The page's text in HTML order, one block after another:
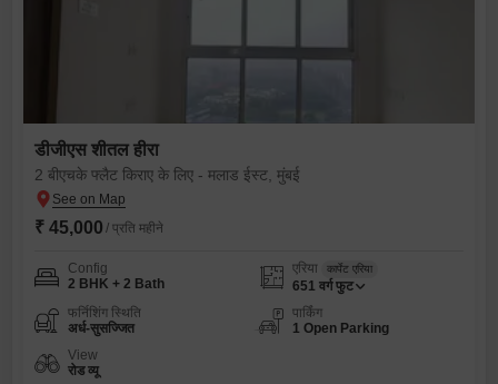
डीजीएस शीतल हीरा
2 बीएचके फ्लैट किराए के लिए - मलाड ईस्ट, मुंबई
₹ 45,000 / प्रति महीने
Config
2 BHK + 2 Bath
एरिया कार्पेट एरिया
651 वर्ग फुट
फर्निशिंग स्थिति
अर्ध-सुसज्जित
पार्किंग
1 Open Parking
View
रोड व्यू